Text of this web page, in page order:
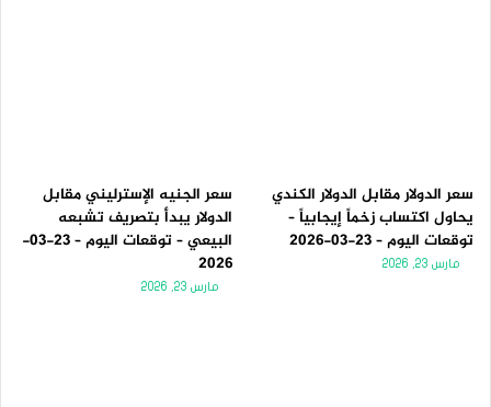
سعر الدولار مقابل الدولار الكندي
يحاول اكتساب زخماً إيجابياً –
توقعات اليوم – 23-03-2026
مارس 23, 2026
سعر الجنيه الإسترليني مقابل
الدولار يبدأ بتصريف تشبعه
البيعي – توقعات اليوم – 23-03-
2026
مارس 23, 2026